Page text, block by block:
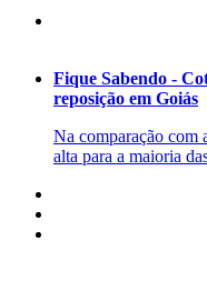
Fique Sabendo -
reposição em Goiás
Na comparação com
alta para a maioria